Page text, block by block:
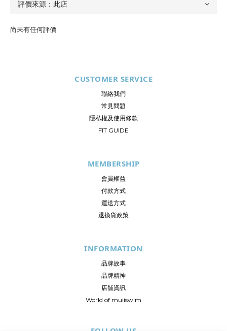
尚未有任何評價
CUSTOMER SERVICE
聯絡我們
常見問題
隱私權及使用條款
FIT GUIDE
MEMBERSHIP
會員權益
付款方式
運送方式
退換貨政策
INFORMATION
品牌故事
品牌精神
店舖資訊
World of muiiswim